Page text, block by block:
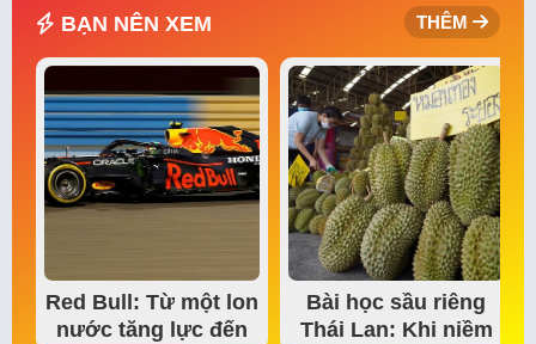
BẠN NÊN XEM THÊM
Red Bull: Từ một lon
nước tăng lực đến
Bài học sầu riêng
Thái Lan: Khi niềm